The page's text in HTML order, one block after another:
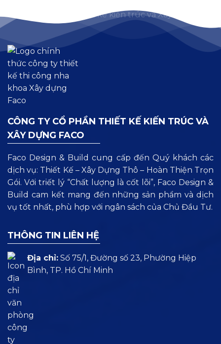
CÔNG TY CỔ PHẦN THIẾT KẾ KIẾN TRÚC VÀ
XÂY DỰNG FACO
Faco Design & Build cung cấp đến Quý khách các
dịch vụ: Thiết Kế – Xây Dựng Thô – Hoàn Thiện Trọn
Gói. Với triết lý “Chất lượng là cốt lõi”, Faco Design &
Build cam kết mang đến những sản phẩm và dịch
vụ tốt nhất, phù hợp với ngân sách của Chủ Đầu Tư.
THÔNG TIN LIÊN HỆ
Địa chỉ: Số 75/1, Đường số 23, Phường Hiệp
Bình, TP. Hồ Chí Minh